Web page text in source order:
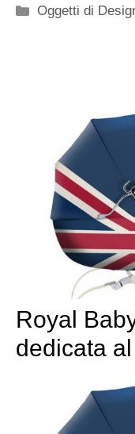
Categorie
Oggetti di
Royal
dedicata